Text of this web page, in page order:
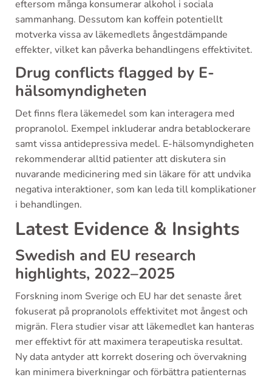
eftersom många konsumerar alkohol i sociala
sammanhang. Dessutom kan koffein potentiellt
motverka vissa av läkemedlets ångestdämpande
effekter, vilket kan påverka behandlingens effektivitet.
Drug conflicts flagged by E-
hälsomyndigheten
Det finns flera läkemedel som kan interagera med
propranolol. Exempel inkluderar andra betablockerare
samt vissa antidepressiva medel. E-hälsomyndigheten
rekommenderar alltid patienter att diskutera sin
nuvarande medicinering med sin läkare för att undvika
negativa interaktioner, som kan leda till komplikationer
i behandlingen.
Latest Evidence & Insights
Swedish and EU research
highlights, 2022–2025
Forskning inom Sverige och EU har det senaste året
fokuserat på propranolols effektivitet mot ångest och
migrän. Flera studier visar att läkemedlet kan hanteras
mer effektivt för att maximera terapeutiska resultat.
Ny data antyder att korrekt dosering och övervakning
kan minimera biverkningar och förbättra patienternas